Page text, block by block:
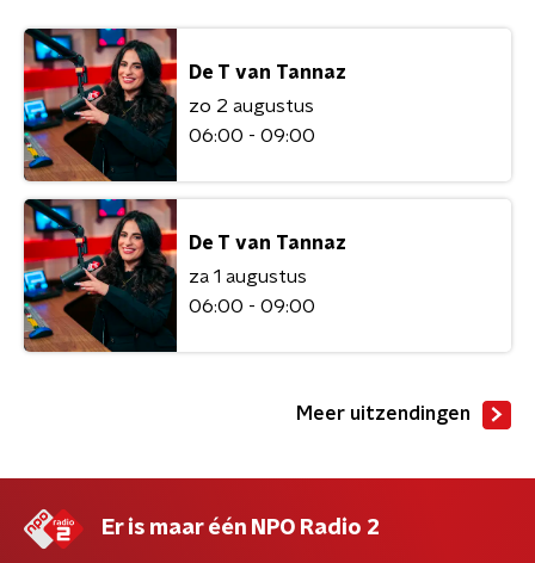
De T van Tannaz
zo 2 augustus
06:00 - 09:00
De T van Tannaz
za 1 augustus
06:00 - 09:00
Meer uitzendingen
Er is maar één NPO Radio 2